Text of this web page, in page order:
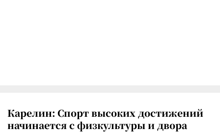
Карелин: Спорт высоких достижений
начинается с физкультуры и двора